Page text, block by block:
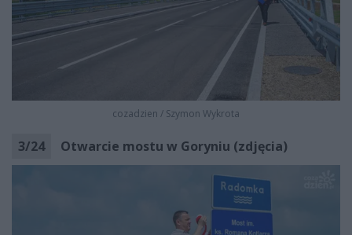
cozadzien / Szymon Wykrota
3/24 Otwarcie mostu w Goryniu (zdjęcia)